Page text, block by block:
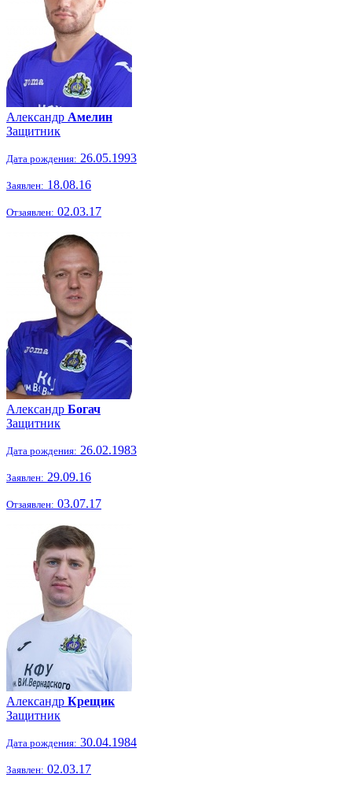
Александр Амелин
Защитник
Дата рождения: 26.05.1993
Заявлен: 18.08.16
Отзаявлен: 02.03.17
Александр Богач
Защитник
Дата рождения: 26.02.1983
Заявлен: 29.09.16
Отзаявлен: 03.07.17
Александр Крещик
Защитник
Дата рождения: 30.04.1984
Заявлен: 02.03.17